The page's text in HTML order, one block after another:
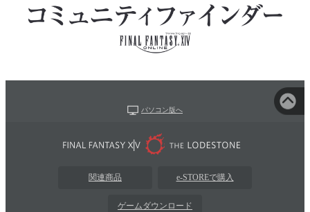
パソコン版へ
関連商品 e-STOREで購入
ゲームダウンロード